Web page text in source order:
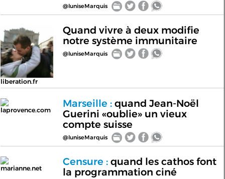
@luniseMarquis
liberation.fr
Quand vivre à deux modifie
notre système immunitaire
@luniseMarquis
laprovence.com
Marseille :quand Jean-Noël
Guerini «oublie» un vieux
compte suisse
@luniseMarquis
marianne.net
Censure :quand les cathos font
la programmation ciné